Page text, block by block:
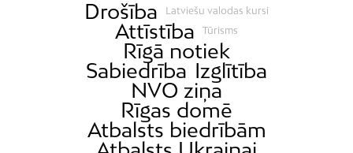
Drošība
Latviešu valodas kursi
Attīstība Tūrisms
Rīgā notiek
Sabiedrība Izglītība
NVO ziņa
Rīgas domē
Atbalsts biedrībām